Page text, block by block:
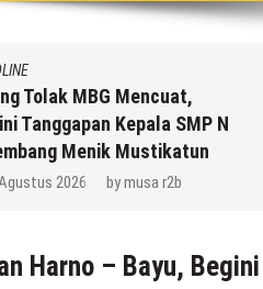
Tolak MBG Mencuat,
Tanggapan Kepala SMP N
Menik Mustikatun
2026 bymusa r2b
Harno – Bayu,